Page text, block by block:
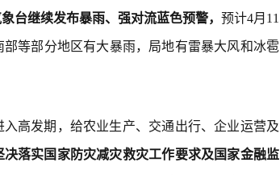
台继续发布暴雨、强对流蓝色预警， 预计4月11
等部分地区有大暴雨，局地有雷暴大风和冰雹
高发期，给农业生产、交通出行、企业运营及
决落实国家防灾减灾救灾工作要求及国家金融监